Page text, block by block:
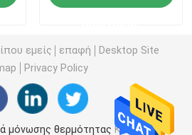
μεμβράνη
εμείς επαφή
Desktop Site
Privacy Policy
μόνωσης θερμότητας Κίνα